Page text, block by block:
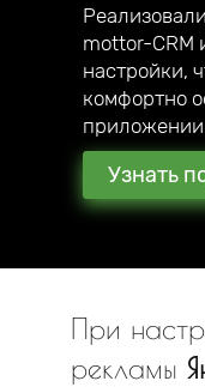
mottor-CRM
настройки,
комфортно
Узнать
При
рекламы